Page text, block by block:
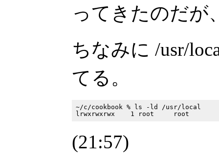
ってきたのだが
ちなみに /usr/
てる。
~/c/cookbook % ls -ld /usr/local
(21:57)